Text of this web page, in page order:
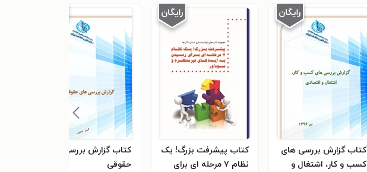
کتاب گزارش بررسی های
کسب و کار، اشتغال و
کتاب پیشرفت بزرگ! یک
نظام ۷ مرحله ای برای
کتاب گزارش بررسی های
حقوقی